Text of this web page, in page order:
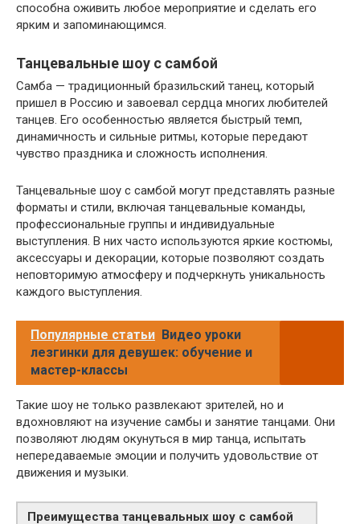
способна оживить любое мероприятие и сделать его
ярким и запоминающимся.
Танцевальные шоу с самбой
Самба — традиционный бразильский танец, который
пришел в Россию и завоевал сердца многих любителей
танцев. Его особенностью является быстрый темп,
динамичность и сильные ритмы, которые передают
чувство праздника и сложность исполнения.
Танцевальные шоу с самбой могут представлять разные
форматы и стили, включая танцевальные команды,
профессиональные группы и индивидуальные
выступления. В них часто используются яркие костюмы,
аксессуары и декорации, которые позволяют создать
неповторимую атмосферу и подчеркнуть уникальность
каждого выступления.
Популярные статьи Видео уроки
лезгинки для девушек: обучение и
мастер-классы
Такие шоу не только развлекают зрителей, но и
вдохновляют на изучение самбы и занятие танцами. Они
позволяют людям окунуться в мир танца, испытать
непередаваемые эмоции и получить удовольствие от
движения и музыки.
Преимущества танцевальных шоу с самбой